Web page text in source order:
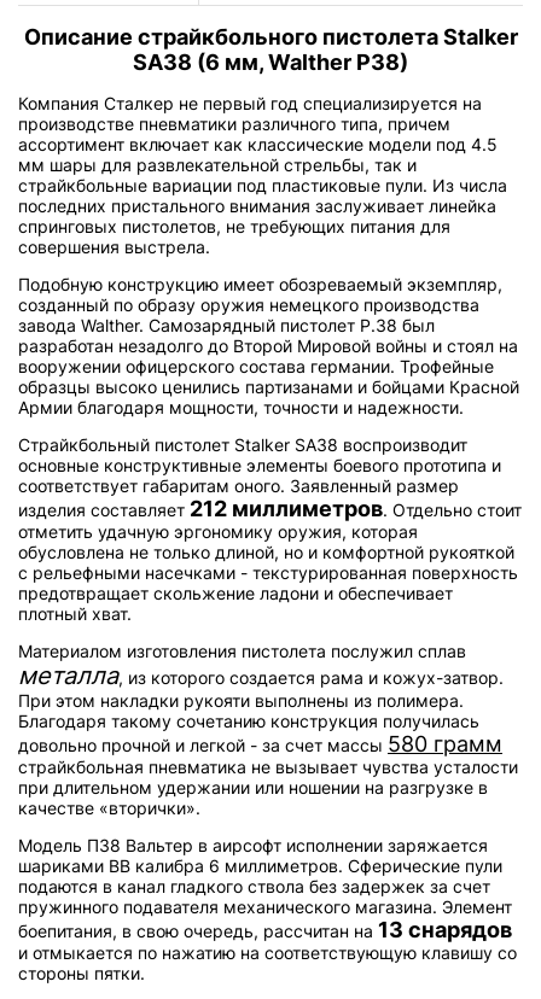
Описание страйкбольного пистолета Stalker
SA38 (6 мм, Walther P38)
Компания Сталкер не первый год специализируется на
производстве пневматики различного типа, причем
ассортимент включает как классические модели под 4.5
мм шары для развлекательной стрельбы, так и
страйкбольные вариации под пластиковые пули. Из числа
последних пристального внимания заслуживает линейка
спринговых пистолетов, не требующих питания для
совершения выстрела.
Подобную конструкцию имеет обозреваемый экземпляр,
созданный по образу оружия немецкого производства
завода Walther. Самозарядный пистолет P.38 был
разработан незадолго до Второй Мировой войны и стоял на
вооружении офицерского состава германии. Трофейные
образцы высоко ценились партизанами и бойцами Красной
Армии благодаря мощности, точности и надежности.
Страйкбольный пистолет Stalker SA38 воспроизводит
основные конструктивные элементы боевого прототипа и
соответствует габаритам оного. Заявленный размер
изделия составляет 212 миллиметров. Отдельно стоит
отметить удачную эргономику оружия, которая
обусловлена не только длиной, но и комфортной рукояткой
с рельефными насечками - текстурированная поверхность
предотвращает скольжение ладони и обеспечивает
плотный хват.
Материалом изготовления пистолета послужил сплав
металла, из которого создается рама и кожух-затвор.
При этом накладки рукояти выполнены из полимера.
Благодаря такому сочетанию конструкция получилась
довольно прочной и легкой - за счет массы 580 грамм
страйкбольная пневматика не вызывает чувства усталости
при длительном удержании или ношении на разгрузке в
качестве «вторички».
Модель П38 Вальтер в аирсофт исполнении заряжается
шариками BB калибра 6 миллиметров. Сферические пули
подаются в канал гладкого ствола без задержек за счет
пружинного подавателя механического магазина. Элемент
боепитания, в свою очередь, рассчитан на 13 снарядов
и отмыкается по нажатию на соответствующую клавишу со
стороны пятки.